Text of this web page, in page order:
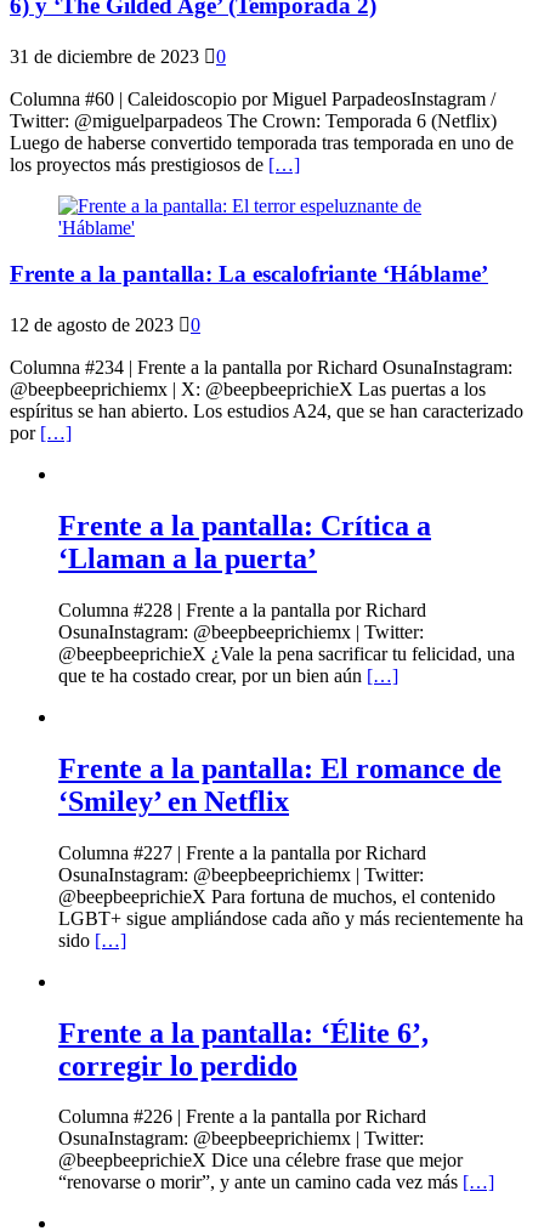
6) y ‘The Gilded Age’ (Temporada 2)
31 de diciembre de 2023 0
Columna #60 | Caleidoscopio por Miguel ParpadeosInstagram /
Twitter: @miguelparpadeos The Crown: Temporada 6 (Netflix)
Luego de haberse convertido temporada tras temporada en uno de
los proyectos más prestigiosos de […]
Frente a la pantalla: La escalofriante ‘Háblame’
12 de agosto de 2023 0
Columna #234 | Frente a la pantalla por Richard OsunaInstagram:
@beepbeeprichiemx | X: @beepbeeprichieX Las puertas a los
espíritus se han abierto. Los estudios A24, que se han caracterizado
por […]
Frente a la pantalla: Crítica a
‘Llaman a la puerta’
Columna #228 | Frente a la pantalla por Richard
OsunaInstagram: @beepbeeprichiemx | Twitter:
@beepbeeprichieX ¿Vale la pena sacrificar tu felicidad, una
que te ha costado crear, por un bien aún […]
Frente a la pantalla: El romance de
‘Smiley’ en Netflix
Columna #227 | Frente a la pantalla por Richard
OsunaInstagram: @beepbeeprichiemx | Twitter:
@beepbeeprichieX Para fortuna de muchos, el contenido
LGBT+ sigue ampliándose cada año y más recientemente ha
sido […]
Frente a la pantalla: ‘Élite 6’,
corregir lo perdido
Columna #226 | Frente a la pantalla por Richard
OsunaInstagram: @beepbeeprichiemx | Twitter:
@beepbeeprichieX Dice una célebre frase que mejor
“renovarse o morir”, y ante un camino cada vez más […]